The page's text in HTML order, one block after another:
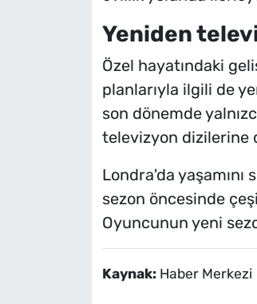
Yeniden
Özel hayatındaki
planlarıyla ilgili de
son dönemde
televizyon dizilerine
Londra'da
sezon öncesinde
Oyuncunun yeni
Kaynak: Haber Merkezi